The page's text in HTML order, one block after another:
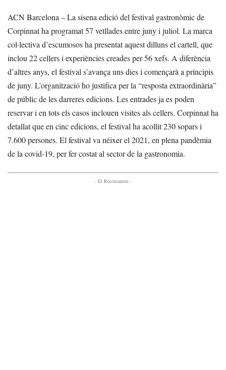
ACN Barcelona – La sisena edició del festival gastronòmic de
Corpinnat ha programat 57 vetllades entre juny i juliol. La marca
col·lectiva d’escumosos ha presentat aquest dilluns el cartell, que
inclou 22 cellers i experiències creades per 56 xefs. A diferència
d’altres anys, el festival s’avança uns dies i començarà a principis
de juny. L’organització ho justifica per la “resposta extraordinària”
de públic de les darreres edicions. Les entrades ja es poden
reservar i en tots els casos inclouen visites als cellers. Corpinnat ha
detallat que en cinc edicions, el festival ha acollit 230 sopars i
7.600 persones. El festival va néixer el 2021, en plena pandèmia
de la covid-19, per fer costat al sector de la gastronomia.
- Et Recomanem -